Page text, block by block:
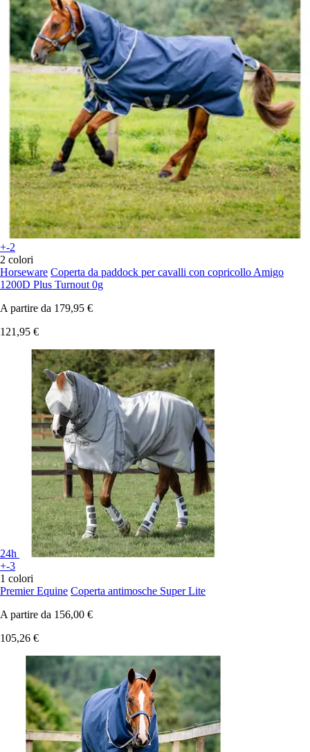
+-2
2 colori
Horseware Coperta da paddock per cavalli con copricollo Amigo
1200D Plus Turnout 0g
A partire da 179,95 €
121,95 €
24h
+-3
1 colori
Premier Equine Coperta antimosche Super Lite
A partire da 156,00 €
105,26 €